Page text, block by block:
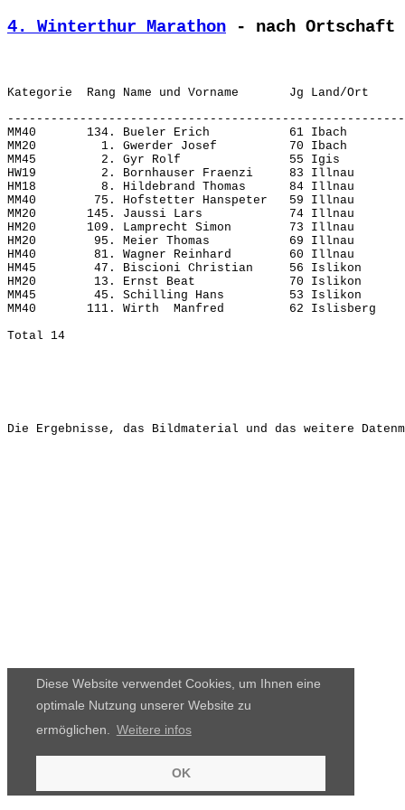
Diese Website verwendet Cookies, um Ihnen eine
optimale Nutzung unserer Website zu
ermöglichen.
Weitere infos
OK
4. Winterthur Marathon - nach
MM40       134. Bueler Erich           61 Ibach
MM20         1. Gwerder Josef          70 Ibach
MM45         2. Gyr Rolf               55 Igis
HW19         2. Bornhauser Fraenzi     83 Illnau
HM18         8. Hildebrand Thomas      84 Illnau
MM40        75. Hofstetter Hanspeter   59 Illnau
MM20       145. Jaussi Lars            74 Illnau
HM20       109. Lamprecht Simon        73 Illnau
HM20        95. Meier Thomas           69 Illnau
HM40        81. Wagner Reinhard        60 Illnau
HM45        47. Biscioni Christian     56 Islikon
HM20        13. Ernst Beat             70 Islikon
MM45        45. Schilling Hans         53 Islikon
MM40       111. Wirth  Manfred         62 Islisberg
Die Ergebnisse, das Bildmaterial und das weitere